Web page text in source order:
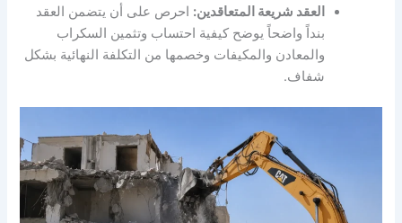
العقد شريعة المتعاقدين: احرص على أن يتضمن العقد
بنداً واضحاً يوضح كيفية احتساب وتثمين السكراب
والمعادن والمكيفات وخصمها من التكلفة النهائية بشكل
شفاف.